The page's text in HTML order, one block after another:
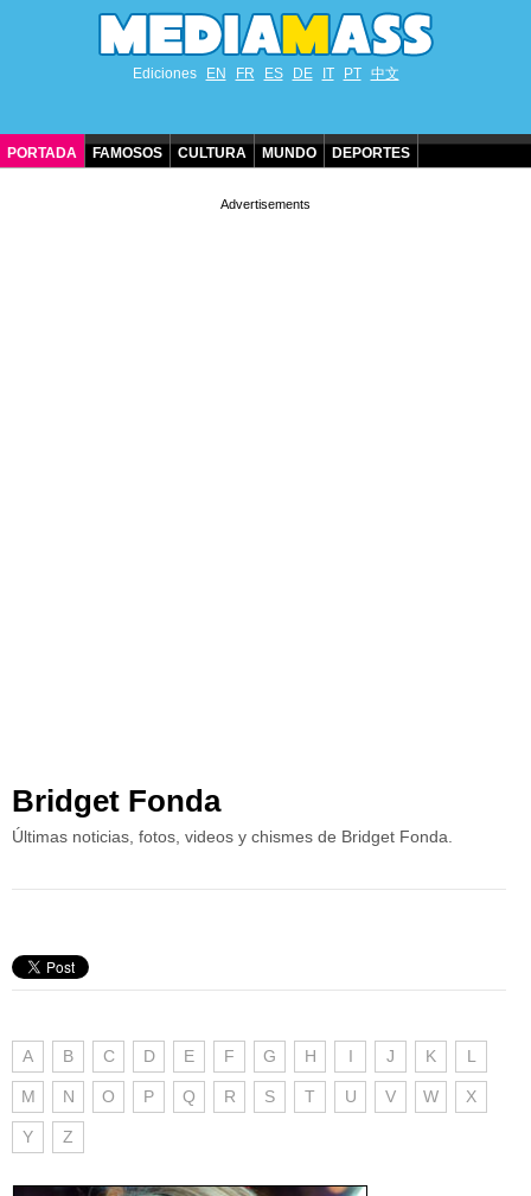
Ediciones EN FR ES DE IT PT 中文
PORTADA FAMOSOS CULTURA MUNDO DEPORTES
Bridget Fonda
Últimas noticias, fotos, videos y chismes de Bridget Fonda.
A B C D E F G H I J K L
M N O P Q R S T U V W X
Y Z